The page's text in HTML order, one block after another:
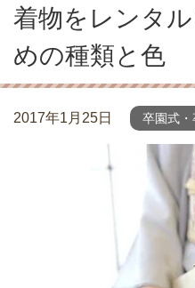
着物をレンタ
めの種類と色
2017年1月25日 卒園式